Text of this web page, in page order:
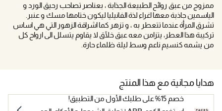
ممزوج من عبق روائح الطبيعة الجذابة ، بعناصر تصاحب رحيق الورد و
الياسمين جاذبة معها اغراء لذة الفانيليا ليكون ختامها مسك و عنبر.
تشرق المرأة عندما تتعطر به ، و تزهر كما اشراقة الزهور التي هي اساس
تركيبة هذا العطر، يتزامن معه عبق خلّاق لا يقاوم يتسلل الى ارواح كل
من يشمه كنسيم ناعم وسط ليلة ظلماء حارة.
هدايا مجانية مع هذا المنتج
خصم 15% على طلبك الأول من التطبيق!